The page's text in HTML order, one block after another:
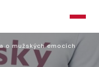
o mužských emocích